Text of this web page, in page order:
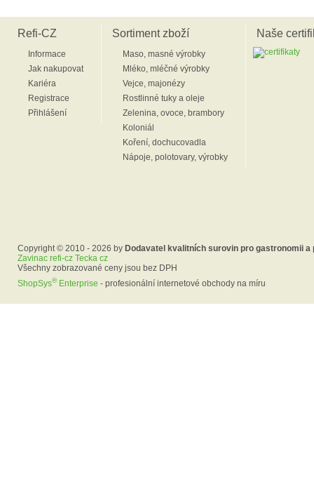
Refi-CZ
Informace
Jak nakupovat
Kariéra
Registrace
Přihlášení
Sortiment zboží
Maso, masné výrobky
Mléko, mléčné výrobky
Vejce, majonézy
Rostlinné tuky a oleje
Zelenina, ovoce, brambory
Koloniál
Koření, dochucovadla
Nápoje, polotovary, výrobky
Naše
Copyright © 2010 - 2026 by Dodavatel kvalitních surovin pro gastronomii
Zavinac refi-cz Tecka cz
Všechny zobrazované ceny jsou bez DPH
ShopSys®Enterprise - profesionální internetové obchody na míru